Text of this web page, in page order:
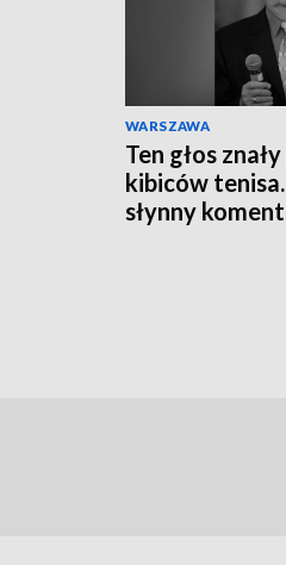
WARSZAWA
Ten głos
kibiców
słynny